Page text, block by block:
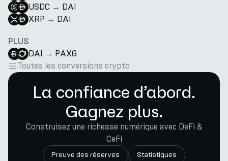
USDC → DAI
XRP → DAI
PLUS
DAI → PAXG
Toutes les conversions crypto
La confiance d’abord.
Gagnez plus.
Construisez une richesse numérique avec DeFi &
CeFi
Preuve des réserves Statistiques